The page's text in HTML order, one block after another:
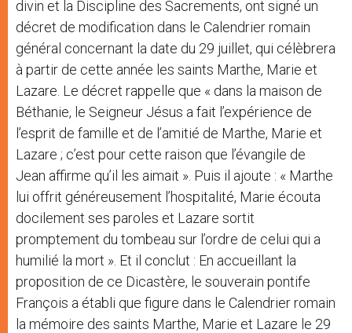
divin et la Discipline des Sacrements, ont signé un
décret de modification dans le Calendrier romain
général concernant la date du 29 juillet, qui célèbrera
à partir de cette année les saints Marthe, Marie et
Lazare. Le décret rappelle que « dans la maison de
Béthanie, le Seigneur Jésus a fait l’expérience de
l’esprit de famille et de l’amitié de Marthe, Marie et
Lazare ; c’est pour cette raison que l’évangile de
Jean affirme qu’il les aimait ». Puis il ajoute : « Marthe
lui offrit généreusement l’hospitalité, Marie écouta
docilement ses paroles et Lazare sortit
promptement du tombeau sur l’ordre de celui qui a
humilié la mort ». Et il conclut : En accueillant la
proposition de ce Dicastère, le souverain pontife
François a établi que figure dans le Calendrier romain
la mémoire des saints Marthe, Marie et Lazare le 29